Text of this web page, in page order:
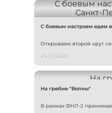
С боевым настроем едем
Открываем второй круг
24.07.2026
На гребне "Волны"
В рамках ФНЛ-2